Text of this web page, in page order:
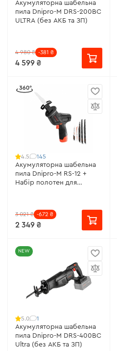
Акумуляторна шабельна
пила Dnipro-M DRS-200BC
ULTRA (без АКБ та ЗП)
4 980 ₴ -381 ₴
4 599 ₴
4.5 145
Акумуляторна шабельна
пила Dnipro-M RS-12 +
Набір полотен для
3 021 ₴ -672 ₴
2 349 ₴
NEW
5.0 1
Акумуляторна шабельна
пила Dnipro-M DRS-400BC
Ultra (без АКБ та ЗП)